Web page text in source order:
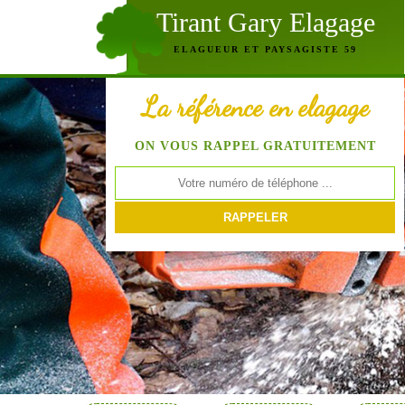
Tirant Gary Elagage
ELAGUEUR ET PAYSAGISTE 59
La référence en elagage
ON VOUS RAPPEL GRATUITEMENT